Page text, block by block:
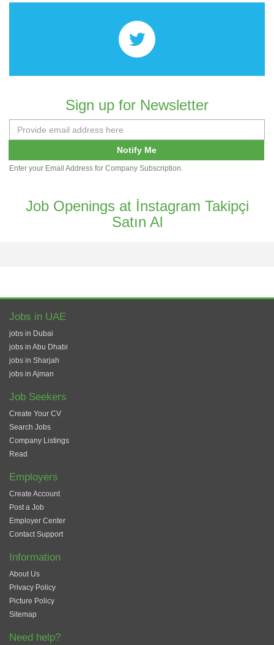
Sign up for Newsletter
Notify Me
Enter your Email Address for Company Subscription.
Job Openings at İnstagram Takipçi
Satın Al
Jobs in UAE
jobs in Dubai
jobs in Abu Dhabi
jobs in Sharjah
jobs in Ajman
Job Seekers
Create Your CV
Search Jobs
Company Listings
Read
Employers
Create Account
Post a Job
Employer Center
Contact Support
Information
About Us
Privacy Policy
Picture Policy
Sitemap
Need help?